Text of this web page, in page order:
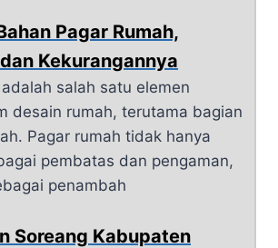
Pagar Rumah,
Kekurangannya
salah satu elemen
desain rumah, terutama bagian
Pagar rumah tidak hanya
pembatas dan pengaman,
penambah
Soreang Kabupaten